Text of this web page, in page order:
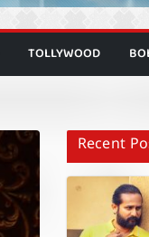
TOLLYWOOD
Recent